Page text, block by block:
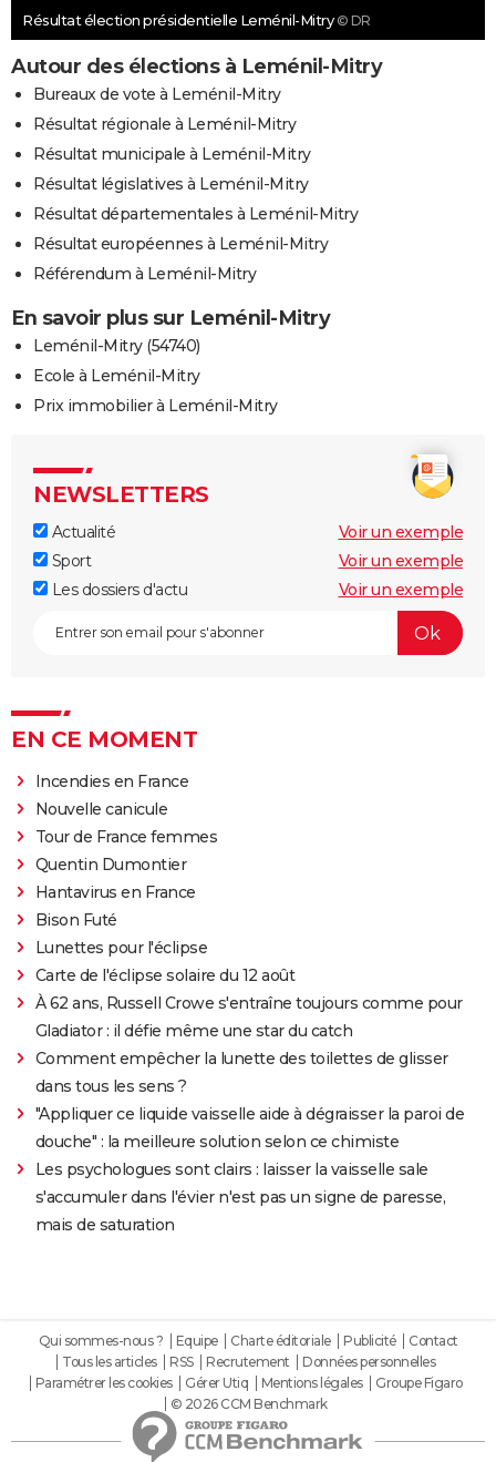
Résultat élection présidentielle Leménil-Mitry © DR
Autour des élections à Leménil-Mitry
Bureaux de vote à Leménil-Mitry
Résultat régionale à Leménil-Mitry
Résultat municipale à Leménil-Mitry
Résultat législatives à Leménil-Mitry
Résultat départementales à Leménil-Mitry
Résultat européennes à Leménil-Mitry
Référendum à Leménil-Mitry
En savoir plus sur Leménil-Mitry
Leménil-Mitry (54740)
Ecole à Leménil-Mitry
Prix immobilier à Leménil-Mitry
NEWSLETTERS
Actualité
Voir un exemple
Sport
Voir un exemple
Les dossiers d'actu
Voir un exemple
EN CE MOMENT
Incendies en France
Nouvelle canicule
Tour de France femmes
Quentin Dumontier
Hantavirus en France
Bison Futé
Lunettes pour l'éclipse
Carte de l'éclipse solaire du 12 août
À 62 ans, Russell Crowe s'entraîne toujours comme pour
Gladiator : il défie même une star du catch
Comment empêcher la lunette des toilettes de glisser
dans tous les sens ?
"Appliquer ce liquide vaisselle aide à dégraisser la paroi de
douche" : la meilleure solution selon ce chimiste
Les psychologues sont clairs : laisser la vaisselle sale
s'accumuler dans l'évier n'est pas un signe de paresse,
mais de saturation
Qui sommes-nous ? Equipe Charte éditoriale Publicité
Contact
Tous les articles
RSS Recrutement
Données personnelles
Paramétrer les cookies
Gérer Utiq Mentions légales
Groupe Figaro
© 2026 CCM Benchmark